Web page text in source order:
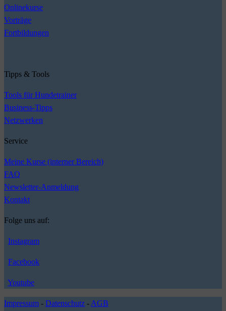
Onlinekurse
Vorträge
Fortbildungen
Tipps & Tools
Tools für Hundetrainer
Business-Tipps
Netzwerken
Service
Meine Kurse (interner Bereich)
FAQ
Newsletter-Anmeldung
Kontakt
Folge uns auf:
Instagram
Facebook
Youtube
Impressum - Datenschutz - AGB